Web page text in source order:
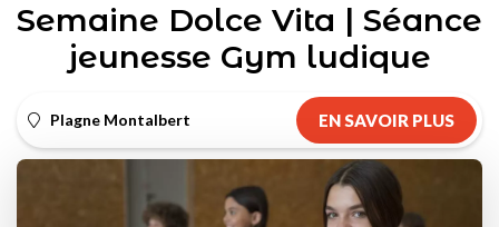
Semaine Dolce Vita | Séance
jeunesse Gym ludique
Plagne Montalbert EN SAVOIR PLUS